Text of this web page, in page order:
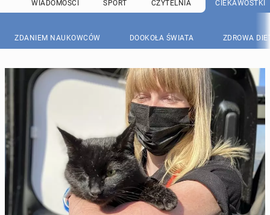
WIADOMOŚCI SPORT CZYTELNIA CIEKAWOSTKI
ZDANIEM NAUKOWCÓW DOOKOŁA ŚWIATA ZDROWA